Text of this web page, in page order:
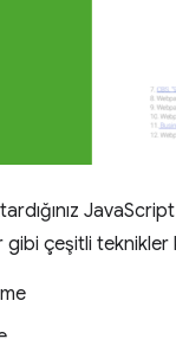
gibi çeşitli teknikler